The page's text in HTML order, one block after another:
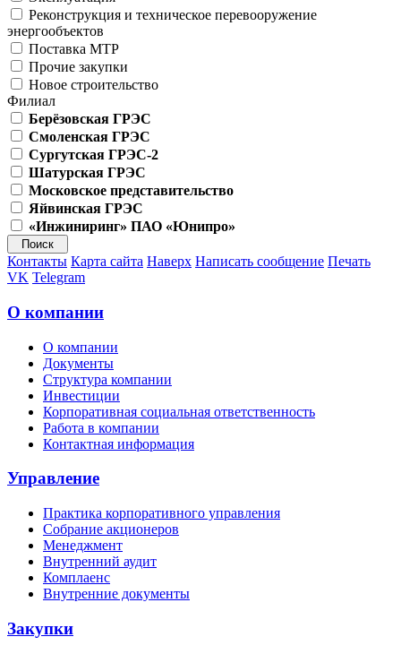
Реконструкция и техническое перевооружение
энергообъектов
Поставка МТР
Прочие закупки
Новое строительство
Филиал
Берёзовская ГРЭС
Смоленская ГРЭС
Сургутская ГРЭС-2
Шатурская ГРЭС
Московское представительство
Яйвинская ГРЭС
«Инжиниринг» ПАО «Юнипро»
Контакты Карта сайта Наверх Написать сообщение Печать
VK Telegram
О компании
О компании
Документы
Структура компании
Инвестиции
Корпоративная социальная ответственность
Работа в компании
Контактная информация
Управление
Практика корпоративного управления
Собрание акционеров
Менеджмент
Внутренний аудит
Комплаенс
Внутренние документы
Закупки